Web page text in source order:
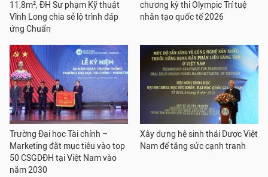
11,8m², ĐH Sư phạm Kỹ thuật
Vĩnh Long chia sẻ lộ trình đáp
ứng Chuẩn
chương kỳ thi Olympic Trí tuệ
nhân tạo quốc tế 2026
Trường Đại học Tài chính –
Marketing đặt mục tiêu vào top
50 CSGDĐH tại Việt Nam vào
năm 2030
Xây dựng hệ sinh thái Dược Việt
Nam để tăng sức cạnh tranh